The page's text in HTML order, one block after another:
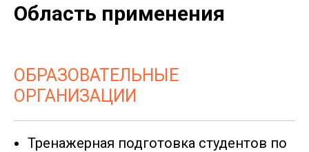
Область применения
ОБРАЗОВАТЕЛЬНЫЕ
ОРГАНИЗАЦИИ
Тренажерная подготовка студентов по